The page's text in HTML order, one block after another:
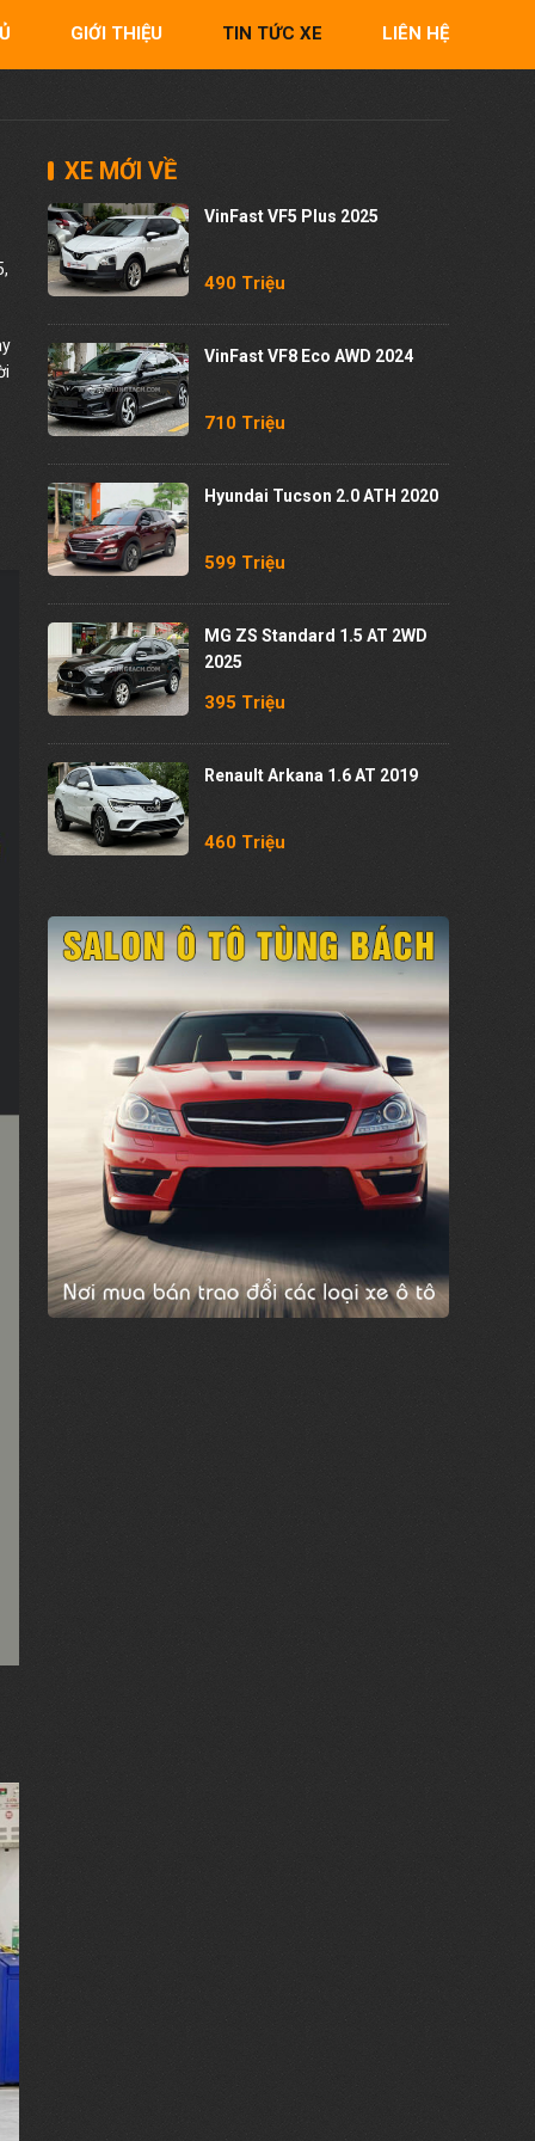
GIỚI THIỆU TIN TỨC XE LIÊN HỆ
XE MỚI VỀ
VinFast VF5 Plus 2025
490 Triệu
VinFast VF8 Eco AWD 2024
710 Triệu
Hyundai Tucson 2.0 ATH 2020
599 Triệu
MG ZS Standard 1.5 AT 2WD
2025
395 Triệu
Renault Arkana 1.6 AT 2019
460 Triệu